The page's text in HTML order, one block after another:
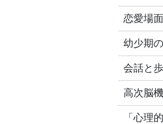
恋愛場
幼少期
会話と
高次脳
「心理